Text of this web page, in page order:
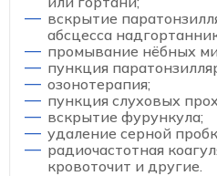
вскрытие
абсцесса
промывание нёбных
пункция
озонотерапия;
пункция слуховых
вскрытие фурункула;
удаление серной
радиочастотная
кровоточит и другие.